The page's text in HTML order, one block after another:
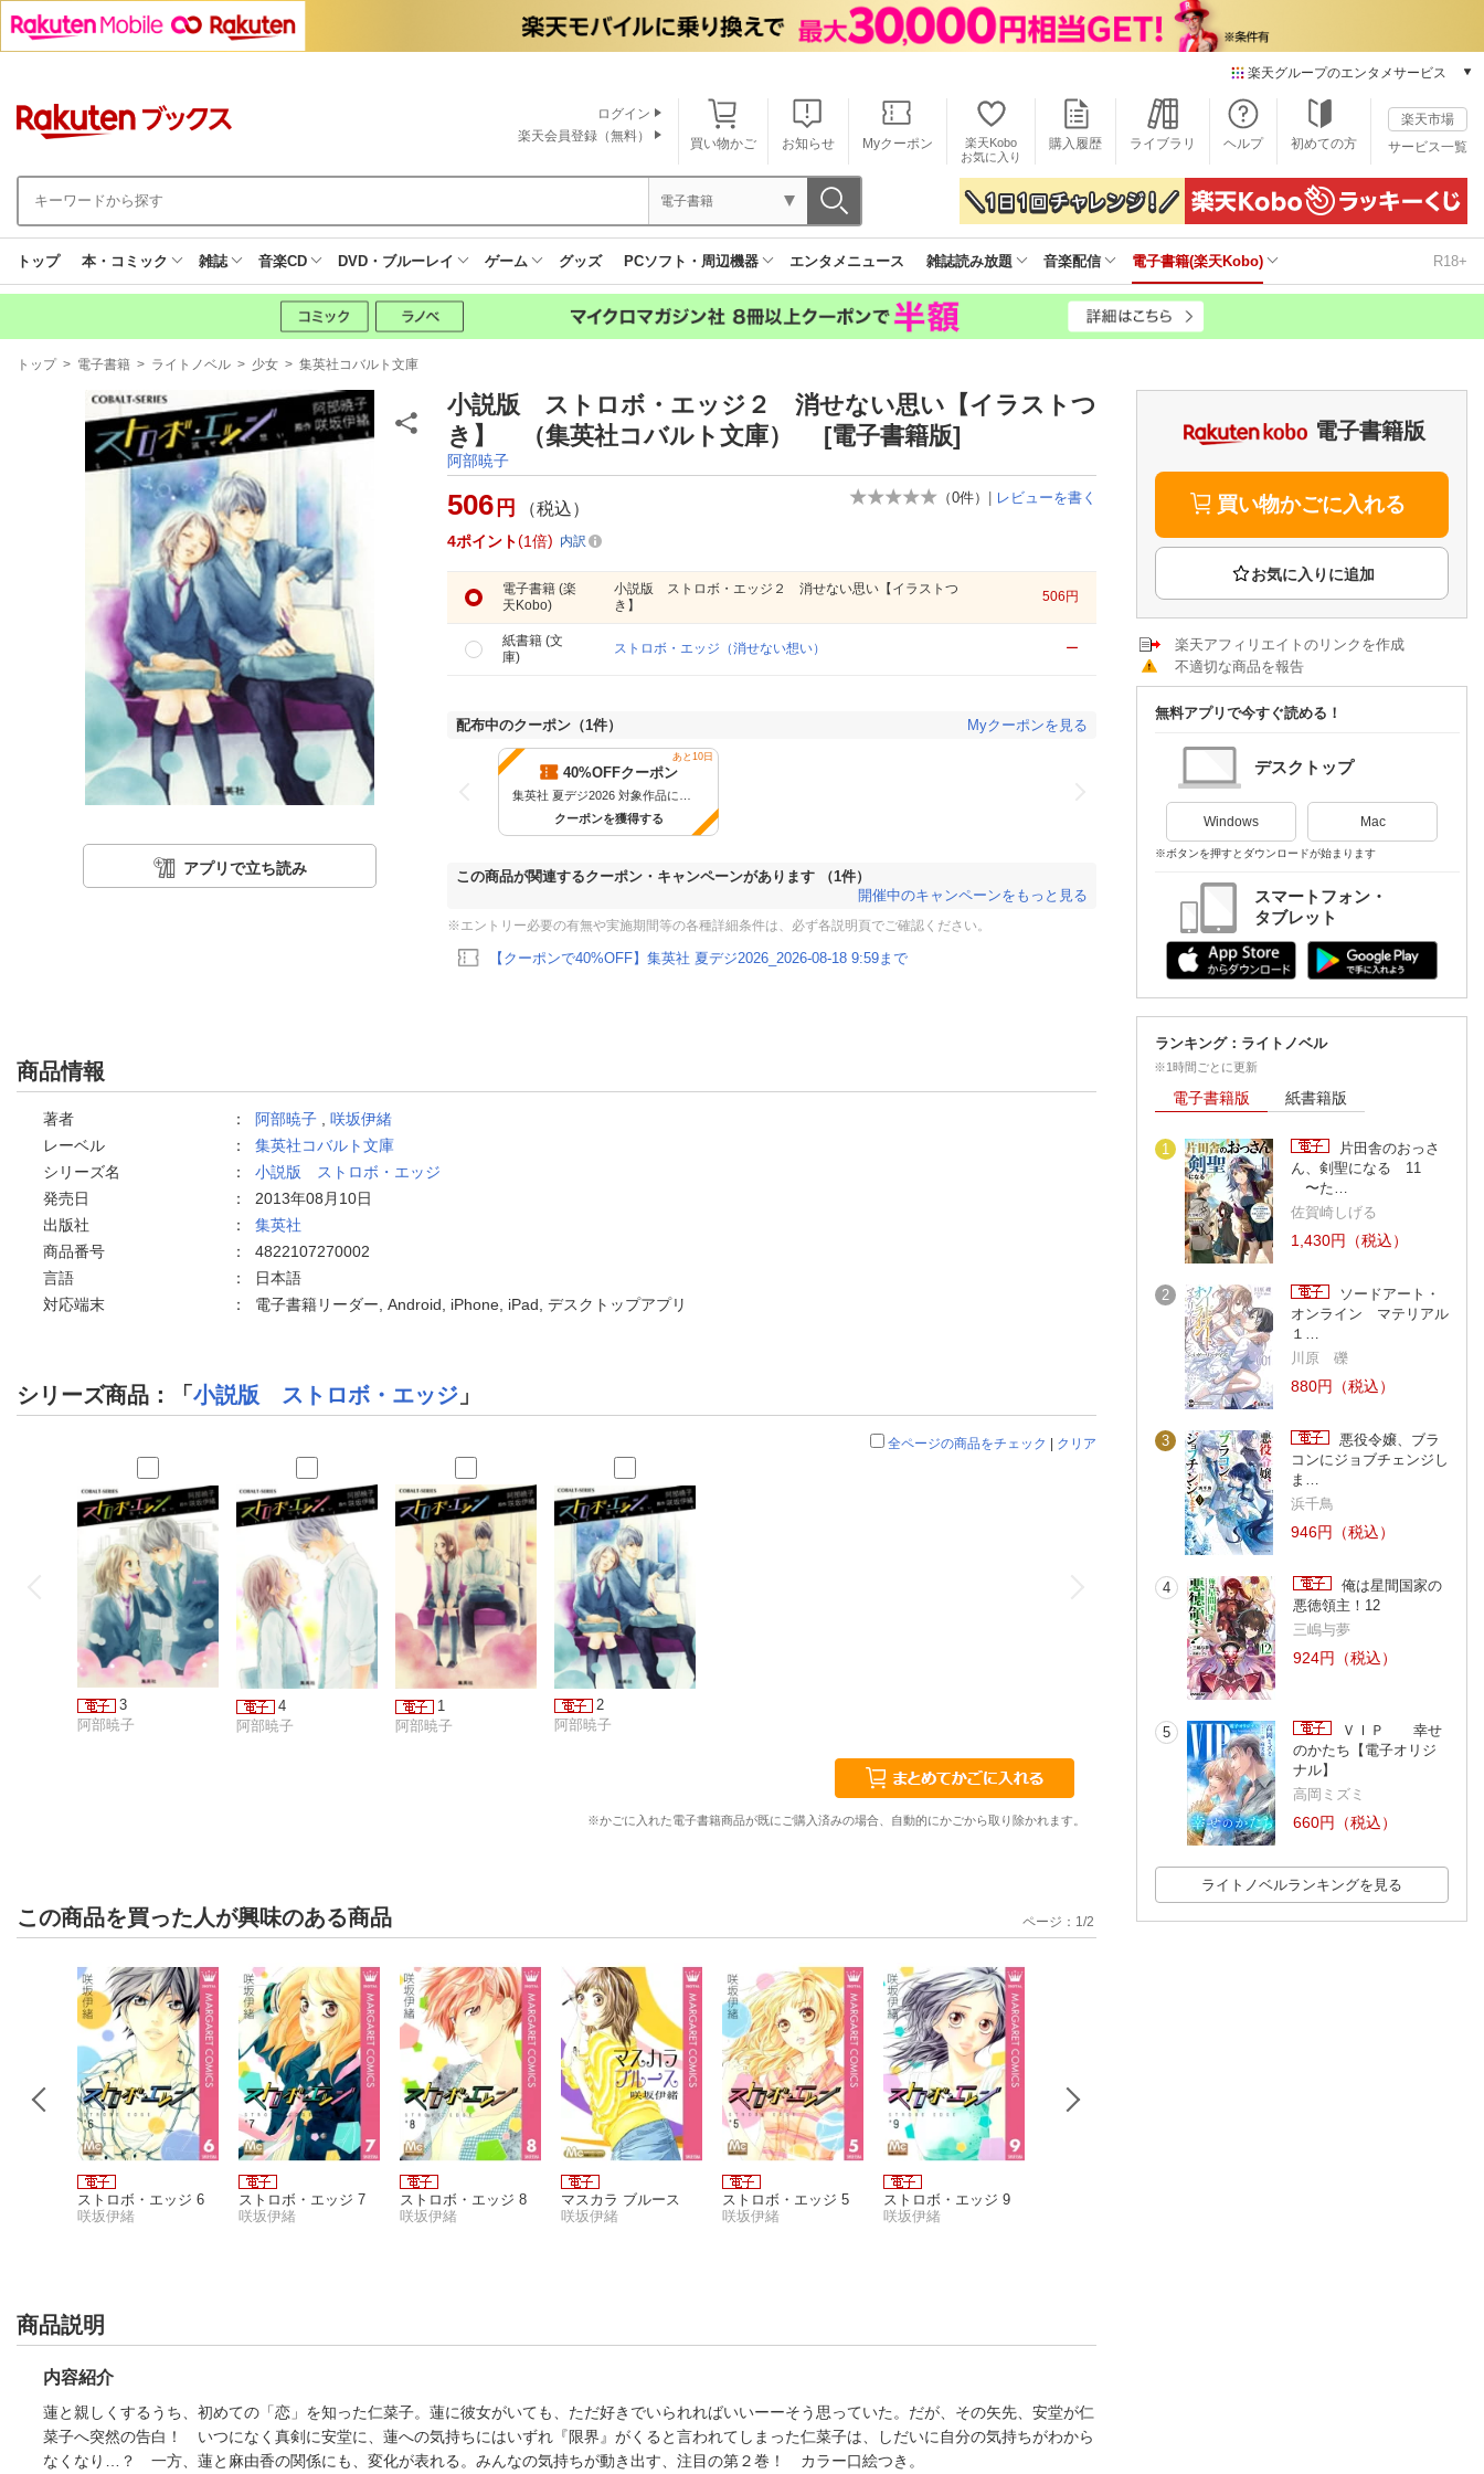
楽天グループのエンタメサービス
本/ゲーム/CD/DVD
楽天ブックス
電子書籍
楽天Kobo
雑誌読み放題
楽天ミュージック
楽天TV
Rakuten PLAY
無料テレビ
Rチャンネル
チケット
楽天チケット
推し楽
買い物かご お知らせ Myクーポン
楽天Kobo
お気に入り
購入履歴 ライブラリ ヘルプ 初めての方
楽天市場
サービス一覧
ログイン
楽天会員登録（無料）
電子書籍
トップ 本・コミック 雑誌 音楽CD DVD・ブルーレイ ゲーム グッズ PCソフト・周辺機器 エンタメニュース 雑誌読み放題 音楽配信 電子書籍(楽天Kobo) R18+
現
トップ > 電子書籍 > ライトノベル > 少女 > 集英社コバルト文庫
アプリで立ち読み
小説版 ストロボ・エッジ２ 消せない思い【イラストつ
き】 （集英社コバルト文庫） [電子書籍版]
阿部暁子
（0件） レビューを書く
506 円 （税込）
4ポイント 1倍 内訳
電子書籍 (楽
天Kobo)
小説版 ストロボ・エッジ２ 消せない思い【イラストつ
き】
506 円
紙書籍 (文
庫)
ストロボ・エッジ（消せない想い） ー
配布中のクーポン （1件） Myクーポンを見る
あと10日
40%OFFクーポン
集英社 夏デジ2026 対象作品に使えるクーポン！slt（8月18日9:59まで）
クーポンを獲得する
この商品が関連するクーポン・キャンペーンがあります
（1件）
開催中のキャンペーンをもっと見る
※エントリー必要の有無や実施期間等の各種詳細条件は、必ず各説明頁でご確認ください。
【クーポンで40%OFF】集英社 夏デジ2026_2026-08-18 9:59まで
商品情報
著者 ： 阿部暁子 , 咲坂伊緒
レーベル
： 集英社コバルト文庫
シリーズ名
： 小説版 ストロボ・エッジ
発売日
： 2013年08月10日
出版社
： 集英社
商品番号
： 4822107270002
言語
：
日本語
対応端末
： 電子書籍リーダー, Android, iPhone, iPad, デスクトップアプリ
シリーズ商品：「 小説版 ストロボ・エッジ 」
全ページの商品をチェック クリア
3
阿部暁子
4
阿部暁子
1
阿部暁子
2
阿部暁子
※かごに入れた電子書籍商品が既にご購入済みの場合、自動的にかごから取り除かれます。
この商品を買った人が興味のある商品
ストロボ・エッジ 6
咲坂伊緒
ストロボ・エッジ 7
咲坂伊緒
ストロボ・エッジ 8
咲坂伊緒
マスカラ ブルース
咲坂伊緒
ストロボ・エッジ 5
咲坂伊緒
ストロボ・エッジ 9
咲坂伊緒
ページ： 1 /2
商品説明
内容紹介
蓮と親しくするうち、初めての「恋」を知った仁菜子。蓮に彼女がいても、ただ好きでいられればいいーーそう思っていた。だが、その矢先、安堂が仁
菜子へ突然の告白！ いつになく真剣に安堂に、蓮への気持ちにはいずれ『限界』がくると言われてしまった仁菜子は、しだいに自分の気持ちがわから
なくなり…？ 一方、蓮と麻由香の関係にも、変化が表れる。みんなの気持ちが動き出す、注目の第２巻！ カラー口絵つき。
電子書籍版
買い物かごに入れる
楽天アフィリエイトのリンクを作成
不適切な商品を報告
無料アプリで今すぐ読める！
デスクトップ
Windows Mac
※ボタンを押すとダウンロードが始まります
スマートフォン・
タブレット
ランキング：ライトノベル
※1時間ごとに更新
電子書籍版 紙書籍版
1
片田舎のおっさ
ん、剣聖になる 11
〜た…
佐賀崎しげる
1,430円（税込）
2
ソードアート・
オンライン マテリアル
１…
川原 礫
880円（税込）
3
悪役令嬢、ブラ
コンにジョブチェンジし
ま…
浜千鳥
946円（税込）
4
俺は星間国家の
悪徳領主！12
三嶋与夢
924円（税込）
5
ＶＩＰ 幸せ
のかたち【電子オリジ
ナル】
高岡ミズミ
660円（税込）
ライトノベルランキングを見る